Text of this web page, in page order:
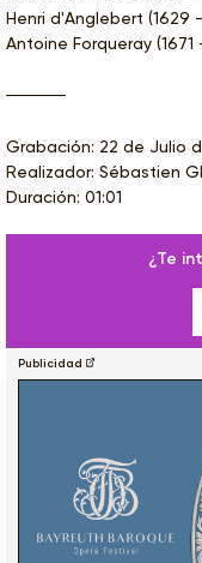
Henri d'Anglebert (1629 -
Antoine Forqueray (1671
Grabación: 22 de Julio
Realizador: Sébastien
Duración: 01:01
¿Te
Publicidad